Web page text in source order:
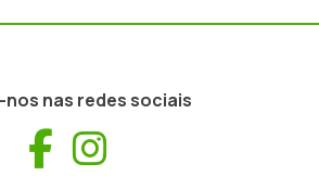
nos nas redes sociais
Facebook